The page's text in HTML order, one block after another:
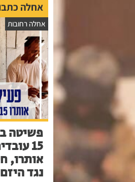
אחלה
אחלה רחובות
פשיטה
15
אותרו,
נגד